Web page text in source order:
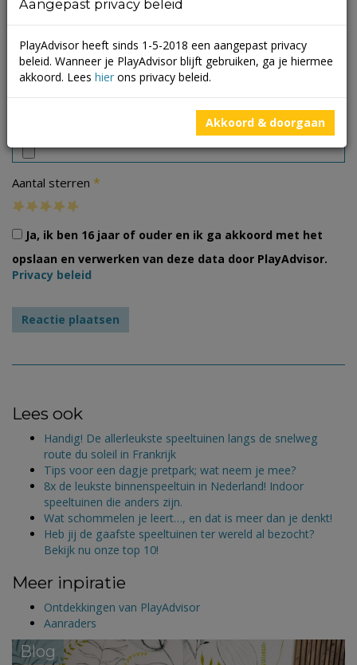
Aantal sterren *
Ja, ik ben 16 jaar of ouder en ik ga akkoord met het
opslaan en verwerken van deze data door PlayAdvisor.
Privacy beleid
Lees ook
Handig! De allerleukste speeltuinen langs de snelweg
route du soleil in Frankrijk
Tips voor een dagje pretpark; wat neem je mee?
8x de leukste binnenspeeltuin in Nederland! Indoor
speeltuinen die anders zijn.
Wat schommelen je leert…, en dat is meer dan je denkt!
Heb jij de gaafste speeltuinen ter wereld al bezocht?
Bekijk nu onze top 10!
Meer inpiratie
Ontdekkingen van PlayAdvisor
Aanraders
Blog
Aangepast privacy beleid
PlayAdvisor heeft sinds 1-5-2018 een aangepast privacy
beleid. Wanneer je PlayAdvisor blijft gebruiken, ga je hiermee
akkoord. Lees hier ons privacy beleid.
Akkoord & doorgaan